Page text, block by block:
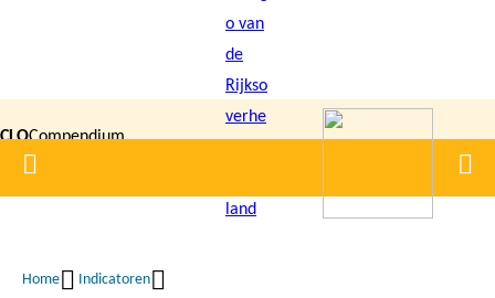
inhoud
gaan
CLOCompendium
voor de
Home
Home Indicatoren